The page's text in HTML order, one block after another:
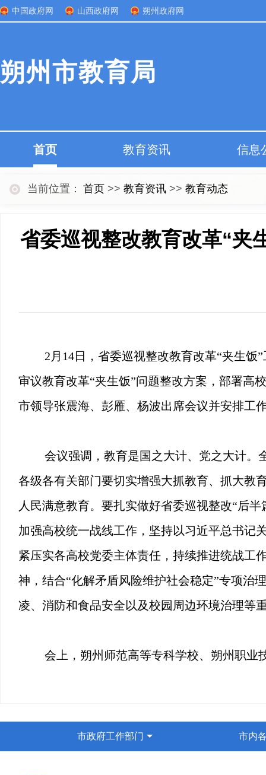
中国政府网 山西政府网 朔州政府网
朔州市教育局
首页 教育资讯 信息
当前位置： 首页 >> 教育资讯 >> 教育动态
省委巡视整改教育改革“夹
2月14日，省委巡视整改教育改革“夹生
审议教育改革“夹生饭”问题整改方案，部署高
市领导张震海、彭雁、杨波出席会议并安排工
会议强调，教育是国之大计、党之大计。
各级各有关部门要切实增强大抓教育、抓大教
人民满意教育。要扎实做好省委巡视整改“后
加强高校统一战线工作，坚持以习近平总书记
紧压实各高校党委主体责任，持续推进统战工
神，结合“化解矛盾风险维护社会稳定”专项治
凌、消防和食品安全以及校园周边环境治理等
会上，朔州师范高等专科学校、朔州职业
市政府工作部门 市内